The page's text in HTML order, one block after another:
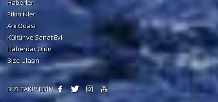
Haberler
Etkinlikler
Anı Odası
Kültür ve Sanat Evi
Haberdar Olun
Bize Ulaşın
BİZİ TAKİP EDİN